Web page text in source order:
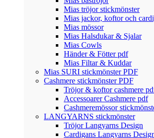
Mias tröjor stickmönster
Mias jackor, koftor och
Mias mössor
Mias Halsdukar & Sjalar
Mias Cowls
Händer & Fötter pdf
Mias Filtar & Kuddar
Mias SURI stickmönster PDF
Cashmere stickmönster PDF
Tröjor & koftor cashmere
Accessoarer Cashmere pdf
Cashmeremössor
LANGYARNS stickmönster
Tröjor Langyarns Design
Cardigans Langyarns